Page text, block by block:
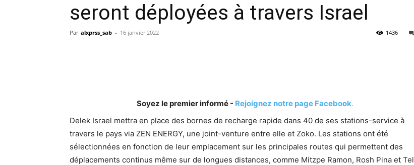
seront déployées à travers Israel
Par alxprss_sab - 16 janvier 2022 1436
Soyez le premier informé - Rejoignez notre page Facebook.
Delek Israel mettra en place des bornes de recharge rapide dans 40 de ses stations-service à
travers le pays via ZEN ENERGY, une joint-venture entre elle et Zoko. Les stations ont été
sélectionnées en fonction de leur emplacement sur les principales routes qui permettent des
déplacements continus même sur de longues distances, comme Mitzpe Ramon, Rosh Pina et Tel